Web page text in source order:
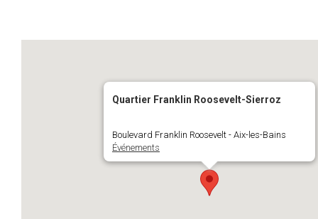
Quartier Franklin Roosevelt-Sierroz
Boulevard Franklin Roosevelt - Aix-les-Bains
Événements